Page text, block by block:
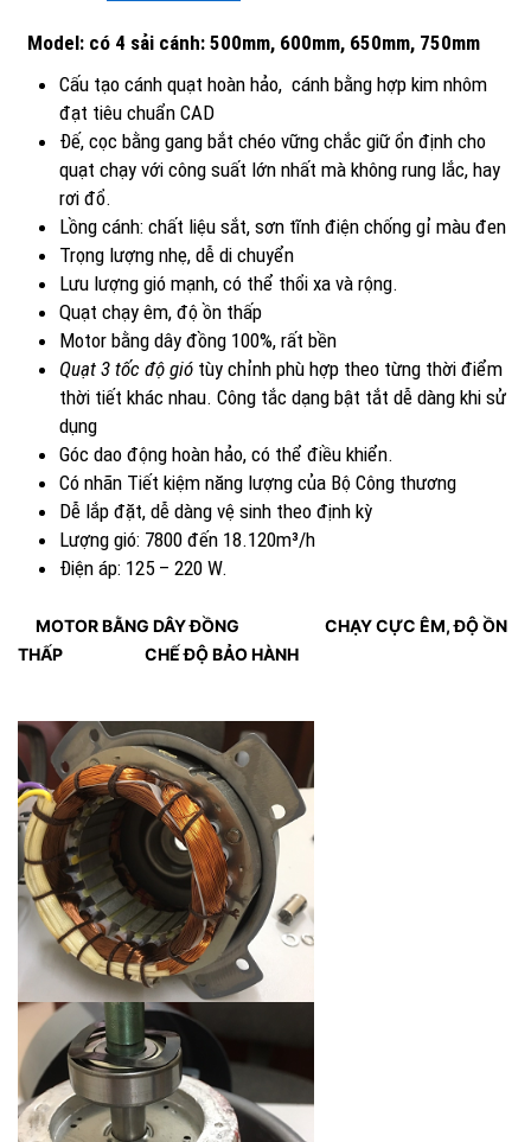
Model: có 4 sải cánh: 500mm, 600mm, 650mm, 750mm
Cấu tạo cánh quạt hoàn hảo, cánh bằng hợp kim nhôm
đạt tiêu chuẩn CAD
Đế, cọc bằng gang bắt chéo vững chắc giữ ổn định cho
quạt chạy với công suất lớn nhất mà không rung lắc, hay
rơi đổ.
Lồng cánh: chất liệu sắt, sơn tĩnh điện chống gỉ màu đen
Trọng lượng nhẹ, dễ di chuyển
Lưu lượng gió mạnh, có thể thổi xa và rộng.
Quạt chạy êm, độ ồn thấp
Motor bằng dây đồng 100%, rất bền
Quạt 3 tốc độ gió tùy chỉnh phù hợp theo từng thời điểm
thời tiết khác nhau. Công tắc dạng bật tắt dễ dàng khi sử
dụng
Góc dao động hoàn hảo, có thể điều khiển.
Có nhãn Tiết kiệm năng lượng của Bộ Công thương
Dễ lắp đặt, dễ dàng vệ sinh theo định kỳ
Lượng gió: 7800 đến 18.120m³/h
Điện áp: 125 – 220 W.
MOTOR BẰNG DÂY ĐỒNG CHẠY CỰC ÊM, ĐỘ ỒN
THẤP CHẾ ĐỘ BẢO HÀNH